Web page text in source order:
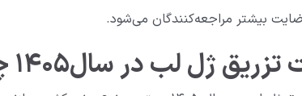
بیشتر مراجعه‌کنندگان می‌شود.
ژل لب در سال۱۴۰۵ چقدر است؟